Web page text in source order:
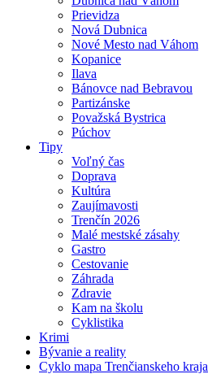
Prievidza
Nová Dubnica
Nové Mesto nad Váhom
Kopanice
Ilava
Bánovce nad Bebravou
Partizánske
Považská Bystrica
Púchov
Tipy
Voľný čas
Doprava
Kultúra
Zaujímavosti
Trenčín 2026
Malé mestské zásahy
Gastro
Cestovanie
Záhrada
Zdravie
Kam na školu
Cyklistika
Krimi
Bývanie a reality
Cyklo mapa Trenčianskeho kraja